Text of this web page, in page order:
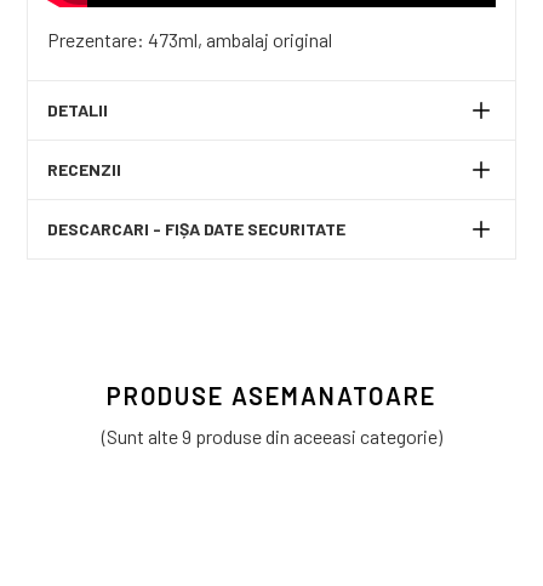
Prezentare: 473ml, ambalaj original
DETALII
RECENZII
DESCARCARI - FIȘA DATE SECURITATE
PRODUSE ASEMANATOARE
(Sunt alte 9 produse din aceeasi categorie)